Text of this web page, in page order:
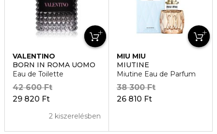
VALENTINO
BORN IN ROMA UOMO
Eau de Toilette
29 820 Ft
42 600 Ft
2 kiszerelésben
MIU MIU
MIUTINE
Miutine Eau de Parfum
26 810 Ft
38 300 Ft